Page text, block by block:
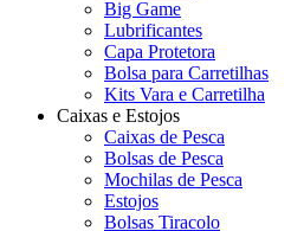
Big Game
Lubrificantes
Capa Protetora
Bolsa para Carretilhas
Kits Vara e Carretilha
Caixas e Estojos
Caixas de Pesca
Bolsas de Pesca
Mochilas de Pesca
Estojos
Bolsas Tiracolo